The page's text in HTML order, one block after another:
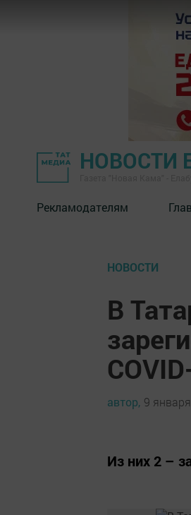
НОВОСТИ
Рекламодателям
НОВОСТИ
В
автор, 9
Из них 2 –